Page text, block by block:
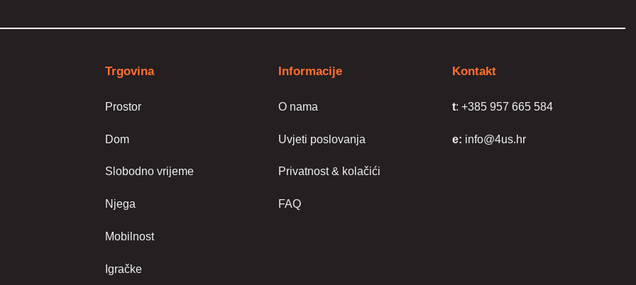
Trgovina
Prostor
Dom
Slobodno vrijeme
Njega
Mobilnost
Igračke
Informacije
O nama
Uvjeti poslovanja
Privatnost & kolačići
FAQ
Kontakt
t: +385 957 665 584
e: info@4us.hr